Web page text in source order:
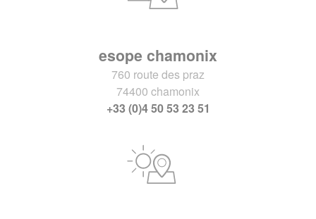
esope chamonix
760 route des praz
74400 chamonix
+33 (0)4 50 53 23 51